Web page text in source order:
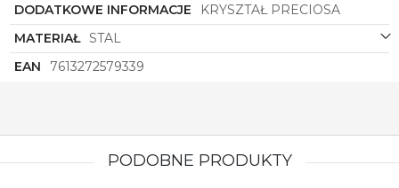
DODATKOWE INFORMACJE
KRYSZTAŁ PRECIOSA
MATERIAŁ STAL
EAN
7613272579339
PODOBNE PRODUKTY